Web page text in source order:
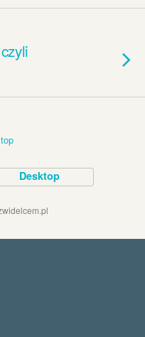
Desktop